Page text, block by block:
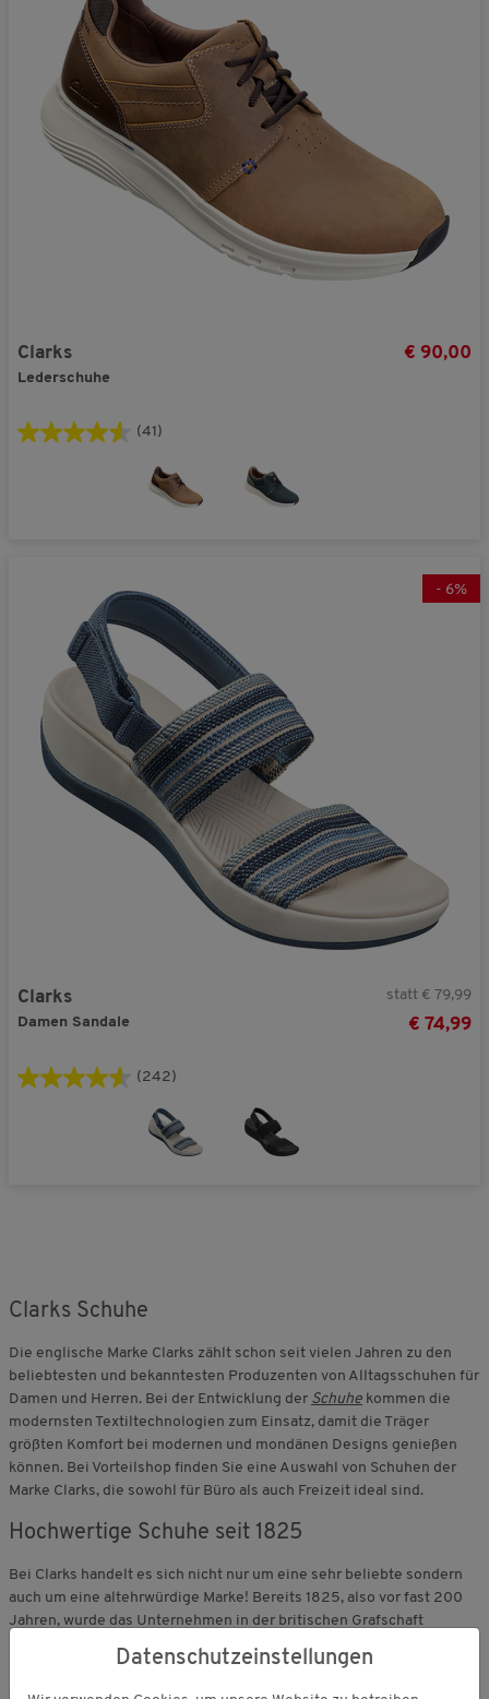
Clarks
Lederschuhe
€ 90,00
(41)
- 6%
Clarks
Damen Sandale
statt € 79,99
€ 74,99
(242)
Clarks Schuhe
Die englische Marke Clarks zählt schon seit vielen Jahren zu den
beliebtesten und bekanntesten Produzenten von Alltagsschuhen für
Damen und Herren. Bei der Entwicklung der Schuhe kommen die
modernsten Textiltechnologien zum Einsatz, damit die Träger
größten Komfort bei modernen und mondänen Designs genießen
können. Bei Vorteilshop finden Sie eine Auswahl von Schuhen der
Marke Clarks, die sowohl für Büro als auch Freizeit ideal sind.
Hochwertige Schuhe seit 1825
Bei Clarks handelt es sich nicht nur um eine sehr beliebte sondern
auch um eine altehrwürdige Marke! Bereits 1825, also vor fast 200
Jahren, wurde das Unternehmen in der britischen Grafschaft
befindet sich auch heute noch der Unternehmenssitz. Beim
Datenschutzeinstellungen